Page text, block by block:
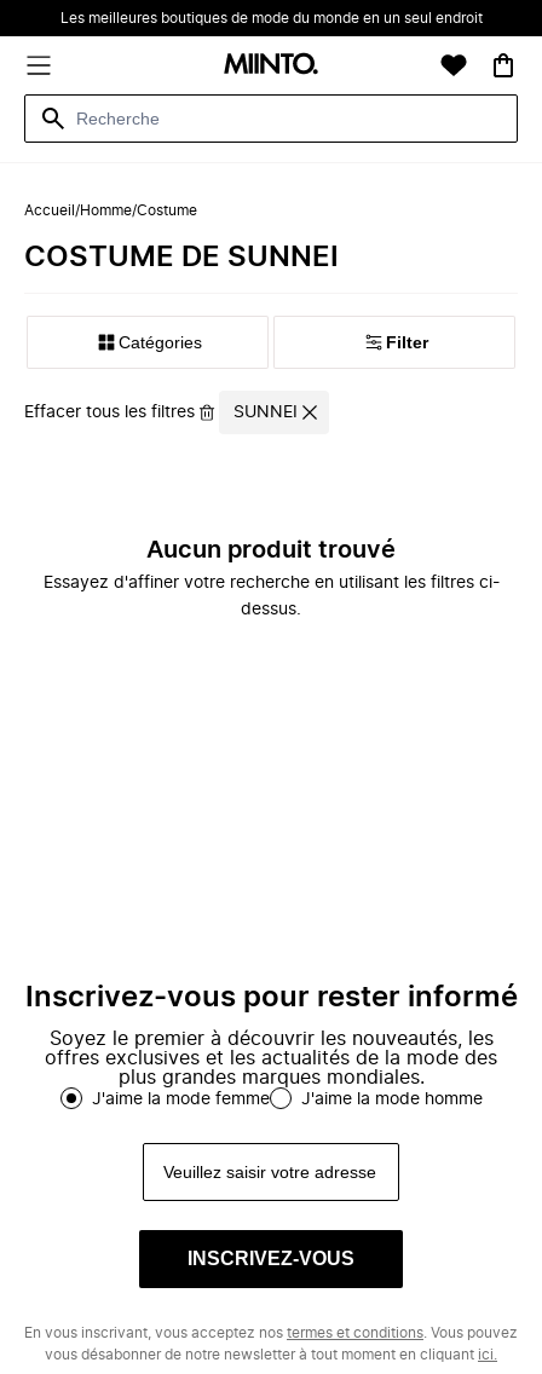
Les meilleures boutiques de mode du monde en un seul endroit
Accueil /Homme/Costume
‪‬‪COSTUME‬‪‬ DE ‪SUNNEI‬
Catégories Filter
Effacer tous les filtres SUNNEI
Aucun produit trouvé
Essayez d'affiner votre recherche en utilisant les filtres ci-
dessus.
Inscrivez-vous pour rester informé
Soyez le premier à découvrir les nouveautés, les
offres exclusives et les actualités de la mode des
plus grandes marques mondiales.
J'aime la mode femme J'aime la mode homme
INSCRIVEZ-VOUS
En vous inscrivant, vous acceptez nos termes et conditions . Vous pouvez
vous désabonner de notre newsletter à tout moment en cliquant ici.